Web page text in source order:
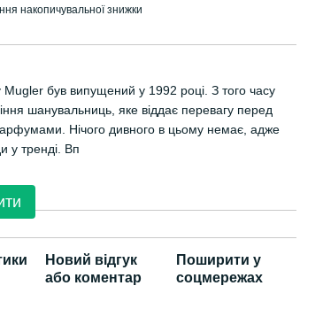
накопичувальної знижки
був випущений у 1992 році. З того часу
шанувальниць, яке віддає перевагу перед
Нічого дивного в цьому немає, адже
у тренді. Вп
Новий відгук
або коментар
Поширити у
соцмережах